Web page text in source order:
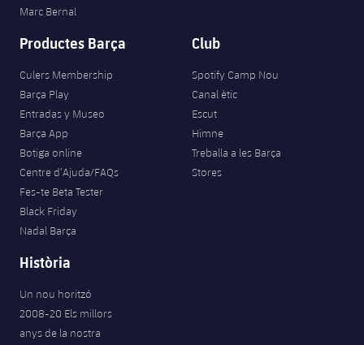
Marc Bernal
Productes Barça
Culers Membership
Barça Play
Entradas y Museo
Barça App
Botiga online
Centre d’Ajuda/FAQs
Fes-te Beta Tester
Black Friday
Nadal Barça
Club
Spotify Camp Nou
Canal ètic
Escut
Himne
Treballa a les Barça
Stores
Història
Un nou horitzó
2008-20 Els millors
anys de la nostra